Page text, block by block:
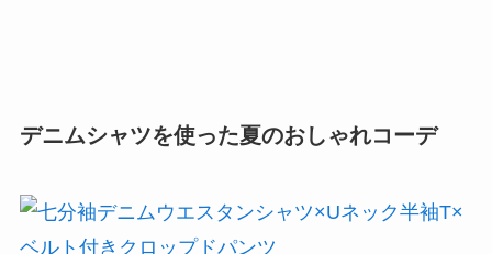
デニムシャツを使った夏のおしゃれコーデ